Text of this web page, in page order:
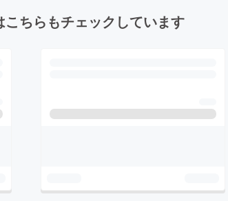
ちらもチェックしています